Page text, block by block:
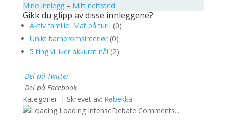
Mine innlegg– Mitt nettsted
Gikk du glipp av disse innleggene?
Aktiv familie: Mat på tur ! (0)
Unikt barneromsinteriør(0)
5 ting vi liker akkurat nå! (2)
Del på Twitter
Del på Facebook
Kategorier: | Skrevet av: Rebekka
Loading IntenseDebate Comments...